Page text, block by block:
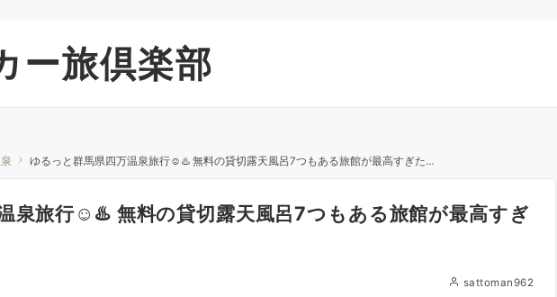
ー旅倶楽部
ゆるっと群馬県四万温泉旅行☺️♨️ 無料の貸切露天風呂7つもある旅館が最高すぎた…
泉旅行☺️♨️ 無料の貸切露天風呂7つもある旅館が最高すぎ
sattoman962